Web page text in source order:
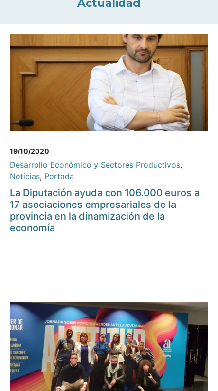
Actualidad
19/10/2020
Desarrollo Económico y Sectores Productivos,
Noticias, Portada
La Diputación ayuda con 106.000 euros a
17 asociaciones empresariales de la
provincia en la dinamización de la
economía